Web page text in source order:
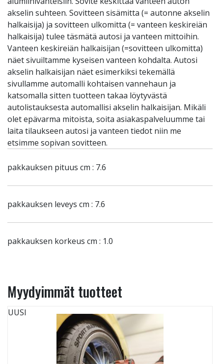
akselin suhteen. Sovitteen sisämitta (= autonne akselin
halkaisija) ja sovitteen ulkomitta (= vanteen keskireiän
halkaisija) tulee täsmätä autosi ja vanteen mittoihin.
Vanteen keskireiän halkaisijan (=sovitteen ulkomitta)
näet sivuiltamme kyseisen vanteen kohdalta. Autosi
akselin halkaisijan näet esimerkiksi tekemällä
sivullamme automalli kohtaisen vannehaun ja
katsomalla sitten tuotteen takaa löytyvästä
autolistauksesta automallisi akselin halkaisijan. Mikäli
olet epävarma mitoista, soita asiakaspalveluumme tai
laita tilaukseen autosi ja vanteen tiedot niin me
etsimme sopivan sovitteen.
pakkauksen pituus cm : 7.6
pakkauksen leveys cm : 7.6
pakkauksen korkeus cm : 1.0
Myydyimmät tuotteet
UUSI